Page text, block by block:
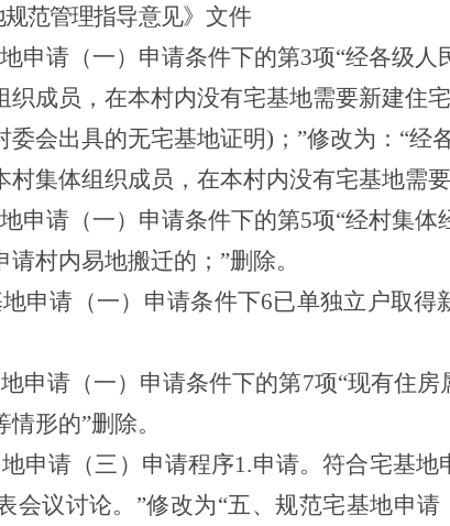
范管理指导意见》文件
申请（一）申请条件下的第3项“经各级人
成员，在本村内没有宅基地需要新建住
会出具的无宅基地证明)； ”修改为：“经
集体组织成员，在本村内没有宅基地需要
申请（一）申请条件下的第5项“经村集体
村内易地搬迁的； ”删除。
申请（一）申请条件下6已单独立户取得
申请（一）申请条件下的第7项“现有住房
情形的”删除。
申请（三）申请程序1.申请。符合宅基地
会议讨论。 ”修改为“五、规范宅基地申请